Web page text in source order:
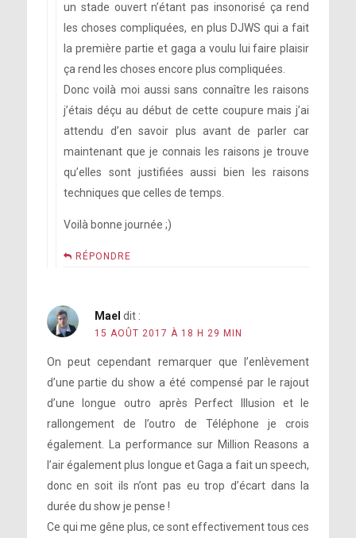
un stade ouvert n’étant pas insonorisé ça rend
les choses compliquées, en plus DJWS qui a fait
la première partie et gaga a voulu lui faire plaisir
ça rend les choses encore plus compliquées.
Donc voilà moi aussi sans connaître les raisons
j’étais déçu au début de cette coupure mais j’ai
attendu d’en savoir plus avant de parler car
maintenant que je connais les raisons je trouve
qu’elles sont justifiées aussi bien les raisons
techniques que celles de temps.
Voilà bonne journée ;)
RÉPONDRE
Mael dit :
15 AOÛT 2017 À 18 H 29 MIN
On peut cependant remarquer que l’enlèvement
d’une partie du show a été compensé par le rajout
d’une longue outro après Perfect Illusion et le
rallongement de l’outro de Téléphone je crois
également. La performance sur Million Reasons a
l’air également plus longue et Gaga a fait un speech,
donc en soit ils n’ont pas eu trop d’écart dans la
durée du show je pense !
Ce qui me gêne plus, ce sont effectivement tous ces